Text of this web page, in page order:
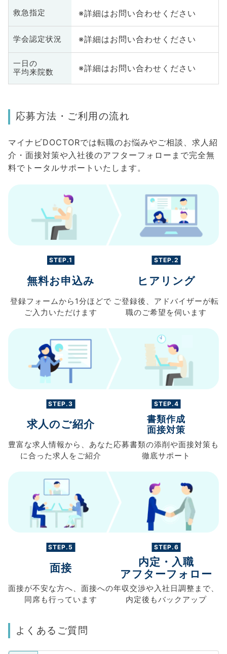
救急指定 ※詳細はお問い合わせください
学会認定状況 ※詳細はお問い合わせください
一日の
平均来院数
※詳細はお問い合わせください
応募方法・ご利用の流れ
マイナビDOCTORでは転職のお悩みやご相談、求人紹
介・面接対策や入社後のアフターフォローまで完全無
料でトータルサポートいたします。
STEP.1
無料お申込み
登録フォームから 1分ほどで
ご入力 いただけます
STEP.2
ヒアリング
ご登録後、 アドバイザーが転
職のご希望を伺います
STEP.3
求人のご紹介
豊富な求人情報から、 あなた
に合った求人を ご紹介
STEP.4
書類作成
面接対策
応募書類の添削や面接対策も
徹底サポート
STEP.5
面接
面接が不安な方へ、 面接への
同席も行っています
STEP.6
内定・入職
アフターフォロー
年収交渉や入社日調整まで、
内定後もバックアップ
よくあるご質問